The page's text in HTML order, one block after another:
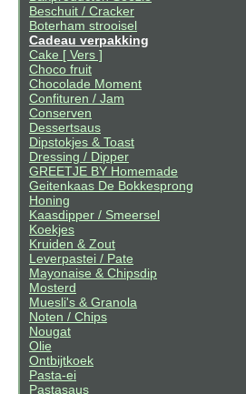
Beschuit / Cracker
Boterham strooisel
Cadeau verpakking
Cake [ Vers ]
Choco fruit
Chocolade Moment
Confituren / Jam
Conserven
Dessertsaus
Dipstokjes & Toast
Dressing / Dipper
GREETJE BY Homemade
Geitenkaas De Bokkesprong
Honing
Kaasdipper / Smeersel
Koekjes
Kruiden & Zout
Leverpastei / Pate
Mayonaise & Chipsdip
Mosterd
Muesli's & Granola
Noten / Chips
Nougat
Olie
Ontbijtkoek
Pasta-ei
Pastasaus